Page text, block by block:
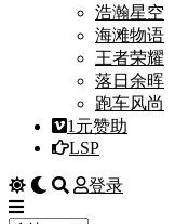
浩瀚星空
海滩物语
王者荣耀
落日余晖
跑车风尚
1元赞助
LSP
登录